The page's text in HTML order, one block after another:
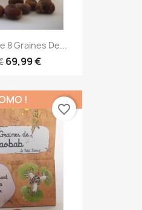
8 Graines De...
69,99 €
!
favorite_border